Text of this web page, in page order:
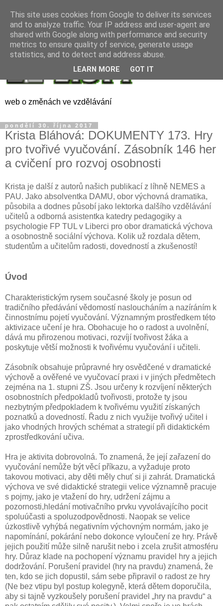
web o změnách ve vzdělávání
pondělí 30. října 2017
Krista Bláhová: DOKUMENTY 173. Hry
pro tvořivé vyučování. Zásobník 146 her
a cvičení pro rozvoj osobnosti
Krista je další z autorů našich publikací z líhně NEMES a
PAU. Jako absolventka DAMU, obor výchovná dramatika,
působila a dodnes působí jako lektorka dalšího vzdělávání
učitelů a odborná asistentka katedry pedagogiky a
psychologie FP TUL v Liberci pro obor dramatická výchova
a osobnostně sociální výchova. Kolik už rozdala dětem,
studentům a učitelům radosti, dovedností a zkušeností!
Úvod
Charakteristickým rysem současné školy je posun od
tradičního předávání vědomostí nasloucháním a nazíráním k
činnostnímu pojetí vyučování. Významným prostředkem této
aktivizace učení je hra. Obohacuje ho o radost a uvolnění,
dává mu přirozenou motivaci, rozvíjí tvořivost žáka a
poskytuje větší možnosti k tvořivému vyučování i učiteli.
Zásobník obsahuje průpravné hry osvědčené v dramatické
výchově a ověřené ve vyučovací praxi i v jiných předmětech
zejména na 1. stupni ZŠ. Jsou určeny k rozvíjení některých
osobnostních předpokladů tvořivosti, protože ty jsou
nezbytným předpokladem k tvořivému využití získaných
poznatků a dovedností. Řadu z nich využije tvořivý učitel i
jako vhodných hrových schémat a strategií při didaktickém
zprostředkování učiva.
Hra je aktivita dobrovolná. To znamená, že její zařazení do
vyučování nemůže být věcí příkazu, a vyžaduje proto
takovou motivaci, aby děti měly chuť si ji zahrát. Dramatická
výchova ve své didaktické strategii velice významně pracuje
s pojmy, jako je vtažení do hry, udržení zájmu a
pozornosti,hledání motivačního prvku vyvolávajícího pocit
spoluúčasti a spoluzodpovědnosti. Naopak se velice
úzkostlivě vyhýbá negativním výchovným normám, jako je
napomínání, pokárání nebo dokonce vyloučení ze hry. Právě
jejich použití může silně narušit nebo i zcela zrušit atmosféru
hry. Důraz klade na pochopení významu pravidel hry a jejich
dodržování. Porušení pravidel (hry na pravdu) znamená, že
ten, kdo se jich dopustil, sám sebe připravil o radost ze hry
(Ne bez vtipu byl postup kolegyně, která dětem doporučila,
aby si tajně vyzkoušely porušení pravidel „hry na pravdu“ a
This site uses cookies from Google to deliver its services
and to analyze traffic. Your IP address and user-agent are
shared with Google along with performance and security
metrics to ensure quality of service, generate usage
statistics, and to detect and address abuse.
LEARN MORE GOT IT